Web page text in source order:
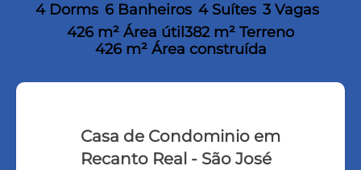
4 Dorms 6 Banheiros 4 Suítes 3 Vagas
426 m² Área útil 382 m² Terreno
426 m² Área construída
Casa de Condominio em
Recanto Real - São José